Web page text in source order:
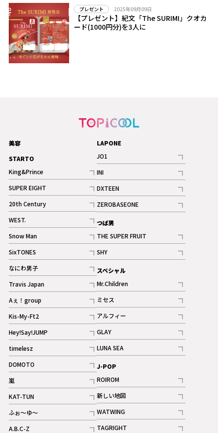
プレゼント 2025年09月09日
【プレゼント】紀文「The SURIMI」クオカ
ード(1000円分)を3人に
美容
STARTO
King&Prince
記事
SUPER EIGHT
記事
20th Century
記事
WEST.
記事
Snow Man
記事
ギャラリー
SixTONES
記事
ギャラリー
なにわ男子
記事
Travis Japan
記事
Aぇ！group
記事
Kis-My-Ft2
記事
ギャラリー
Hey!Say!JUMP
記事
timelesz
記事
DOMOTO
記事
嵐
記事
KAT-TUN
記事
ふぉ～ゆ～
記事
A.B.C-Z
LAPONE
JO1
記事
INI
記事
ギャラリー
DXTEEN
記事
ギャラリー
ZEROBASEONE
記事
つば男
THE SUPER FRUIT
記事
SHY
記事
スペシャル
Mr.Children
記事
ミセス
記事
アルフィー
記事
GLAY
記事
LUNA SEA
記事
J-POP
ROIROM
記事
新しい地図
記事
WATWING
記事
TAGRIGHT